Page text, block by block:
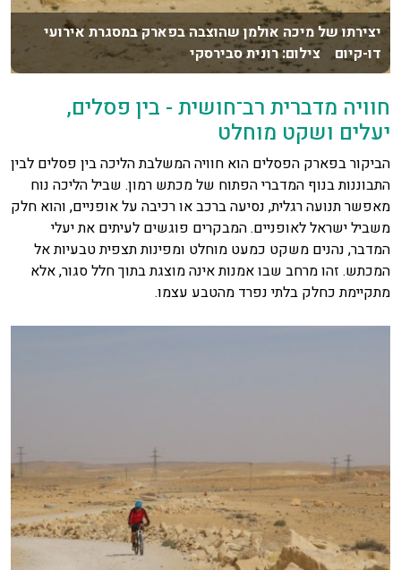
יצירתו של מיכה אולמן שהוצבה בפארק במסגרת אירועי
דו-קיום צילום: רונית סבירסקי
חוויה מדברית רב־חושית - בין פסלים,
יעלים ושקט מוחלט
הביקור בפארק הפסלים הוא חוויה המשלבת הליכה בין פסלים לבין
התבוננות בנוף המדברי הפתוח של מכתש רמון. שביל הליכה נוח
מאפשר תנועה רגלית, נסיעה ברכב או רכיבה על אופניים, והוא חלק
משביל ישראל לאופניים. המבקרים פוגשים לעיתים את יעלי
המדבר, נהנים משקט כמעט מוחלט ומפינות תצפית טבעיות אל
המכתש. זהו מרחב שבו אמנות אינה מוצגת בתוך חלל סגור, אלא
מתקיימת כחלק בלתי נפרד מהטבע עצמו.